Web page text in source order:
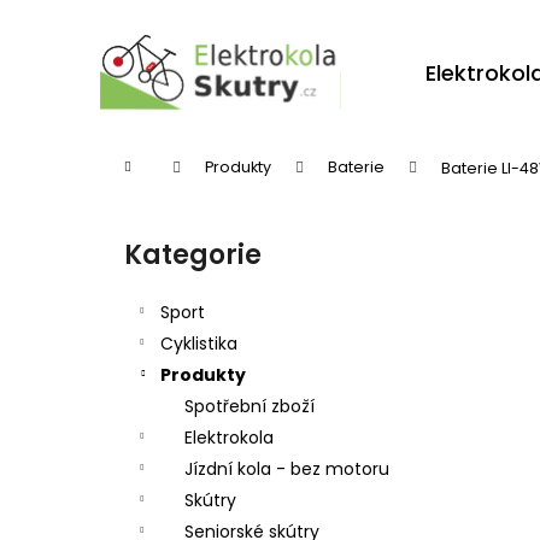
Domů Produkty Baterie Baterie LI-
Přeskočit
kategorie
Kategorie
Sport
Cyklistika
Produkty
Spotřební zboží
Elektrokola
Jízdní kola - bez motoru
Skútry
Seniorské skútry
Zpět
Zpět